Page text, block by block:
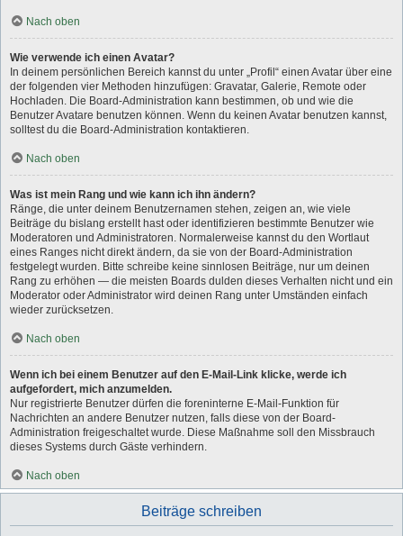
Nach oben
Wie verwende ich einen Avatar?
In deinem persönlichen Bereich kannst du unter „Profil“ einen Avatar über eine
der folgenden vier Methoden hinzufügen: Gravatar, Galerie, Remote oder
Hochladen. Die Board-Administration kann bestimmen, ob und wie die
Benutzer Avatare benutzen können. Wenn du keinen Avatar benutzen kannst,
solltest du die Board-Administration kontaktieren.
Nach oben
Was ist mein Rang und wie kann ich ihn ändern?
Ränge, die unter deinem Benutzernamen stehen, zeigen an, wie viele
Beiträge du bislang erstellt hast oder identifizieren bestimmte Benutzer wie
Moderatoren und Administratoren. Normalerweise kannst du den Wortlaut
eines Ranges nicht direkt ändern, da sie von der Board-Administration
festgelegt wurden. Bitte schreibe keine sinnlosen Beiträge, nur um deinen
Rang zu erhöhen — die meisten Boards dulden dieses Verhalten nicht und ein
Moderator oder Administrator wird deinen Rang unter Umständen einfach
wieder zurücksetzen.
Nach oben
Wenn ich bei einem Benutzer auf den E-Mail-Link klicke, werde ich
aufgefordert, mich anzumelden.
Nur registrierte Benutzer dürfen die foreninterne E-Mail-Funktion für
Nachrichten an andere Benutzer nutzen, falls diese von der Board-
Administration freigeschaltet wurde. Diese Maßnahme soll den Missbrauch
dieses Systems durch Gäste verhindern.
Nach oben
Beiträge schreiben